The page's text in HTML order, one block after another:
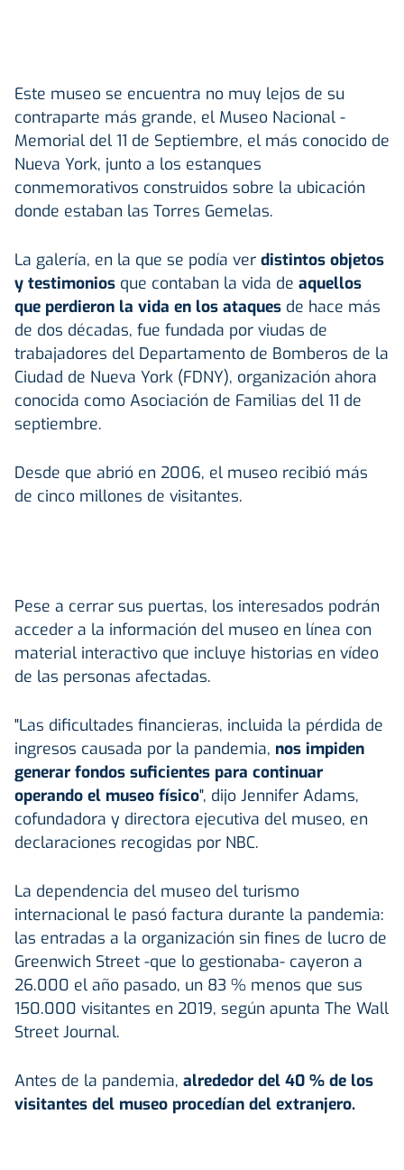
Este museo se encuentra no muy lejos de su
contraparte más grande, el Museo Nacional -
Memorial del 11 de Septiembre, el más conocido de
Nueva York, junto a los estanques
conmemorativos construidos sobre la ubicación
donde estaban las Torres Gemelas.
La galería, en la que se podía ver distintos objetos
y testimonios que contaban la vida de aquellos
que perdieron la vida en los ataques de hace más
de dos décadas, fue fundada por viudas de
trabajadores del Departamento de Bomberos de la
Ciudad de Nueva York (FDNY), organización ahora
conocida como Asociación de Familias del 11 de
septiembre.
Desde que abrió en 2006, el museo recibió más
de cinco millones de visitantes.
Pese a cerrar sus puertas, los interesados podrán
acceder a la información del museo en línea con
material interactivo que incluye historias en vídeo
de las personas afectadas.
"Las dificultades financieras, incluida la pérdida de
ingresos causada por la pandemia, nos impiden
generar fondos suficientes para continuar
operando el museo físico", dijo Jennifer Adams,
cofundadora y directora ejecutiva del museo, en
declaraciones recogidas por NBC.
La dependencia del museo del turismo
internacional le pasó factura durante la pandemia:
las entradas a la organización sin fines de lucro de
Greenwich Street -que lo gestionaba- cayeron a
26.000 el año pasado, un 83 % menos que sus
150.000 visitantes en 2019, según apunta The Wall
Street Journal.
Antes de la pandemia, alrededor del 40 % de los
visitantes del museo procedían del extranjero.